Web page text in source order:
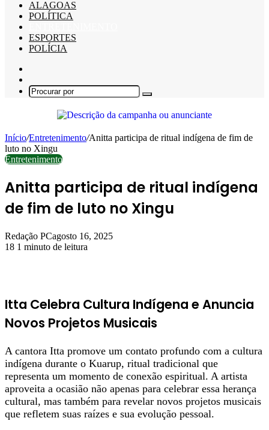
ALAGOAS
POLÍTICA
ESPORTES
POLÍCIA
skin
Procurar
Início/Entretenimento/Anitta participa de ritual indígena de fim de
luto no Xingu
Entretenimento
Anitta participa de ritual indígena
de fim de luto no Xingu
Redação PCagosto 16, 2025
18 1 minuto de leitura
Itta Celebra Cultura Indígena e Anuncia
Novos Projetos Musicais
A cantora Itta promove um contato profundo com a cultura
indígena durante o Kuarup, ritual tradicional que
representa um momento de conexão espiritual. A artista
aproveita a ocasião não apenas para celebrar essa herança
cultural, mas também para revelar novos projetos musicais
que refletem suas raízes e sua evolução pessoal.